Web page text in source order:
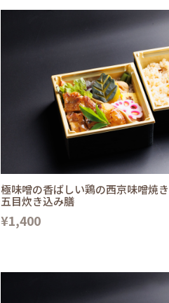
極味噌の香ばしい鶏の西京味噌焼
五目炊き込み膳
¥1,400